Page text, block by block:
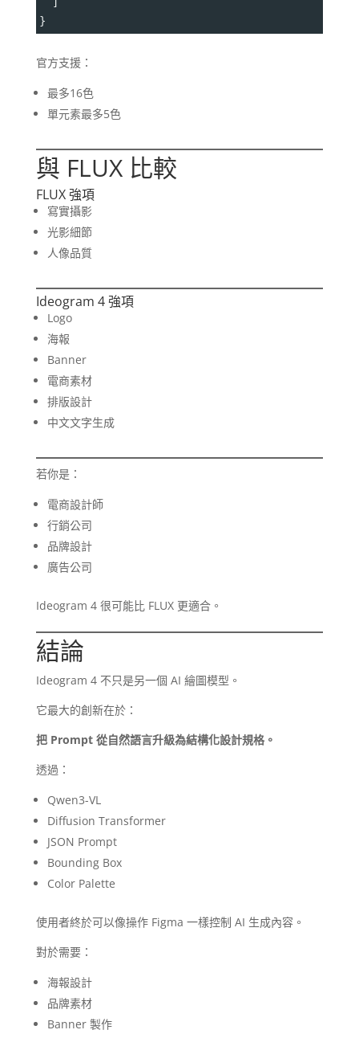
}
官方支援：
最多16色
單元素最多5色
與 FLUX 比較
FLUX 強項
寫實攝影
光影細節
人像品質
Ideogram 4 強項
Logo
海報
Banner
電商素材
排版設計
中文文字生成
若你是：
電商設計師
行銷公司
品牌設計
廣告公司
Ideogram 4 很可能比 FLUX 更適合。
結論
Ideogram 4 不只是另一個 AI 繪圖模型。
它最大的創新在於：
把 Prompt 從自然語言升級為結構化設計規格。
透過：
Qwen3-VL
Diffusion Transformer
JSON Prompt
Bounding Box
Color Palette
使用者終於可以像操作 Figma 一樣控制 AI 生成內容。
對於需要：
海報設計
品牌素材
Banner 製作